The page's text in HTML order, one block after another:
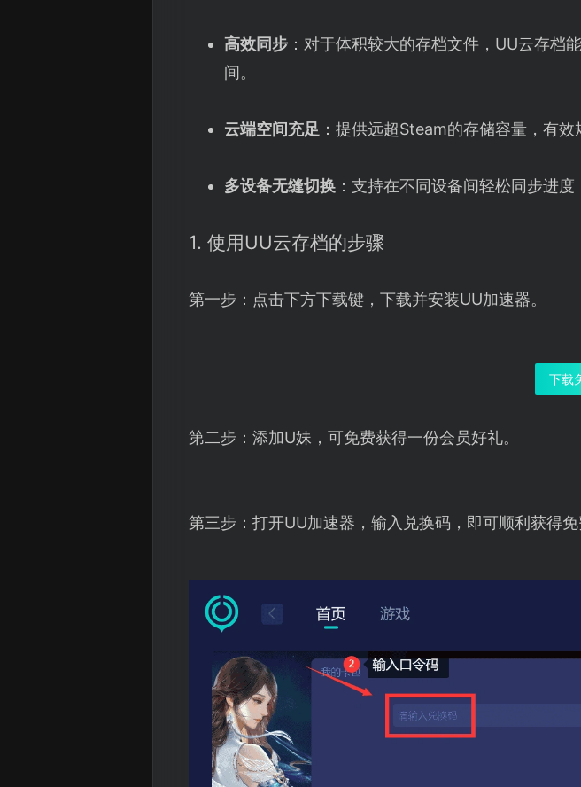
高效同步：对于体积较大的存档文件，UU云存档
间。
云端空间充足：提供远超Steam的存储容量，有效
多设备无缝切换：支持在不同设备间轻松同步进度
1. 使用UU云存档的步骤
第一步：点击下方下载键，下载并安装UU加速器。
下载
第二步：添加U妹，可免费获得一份会员好礼。
第三步：打开UU加速器，输入兑换码，即可顺利获得免